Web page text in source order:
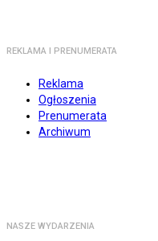
REKLAMA I PRENUMERATA
Reklama
Ogłoszenia
Prenumerata
Archiwum
NASZE WYDARZENIA